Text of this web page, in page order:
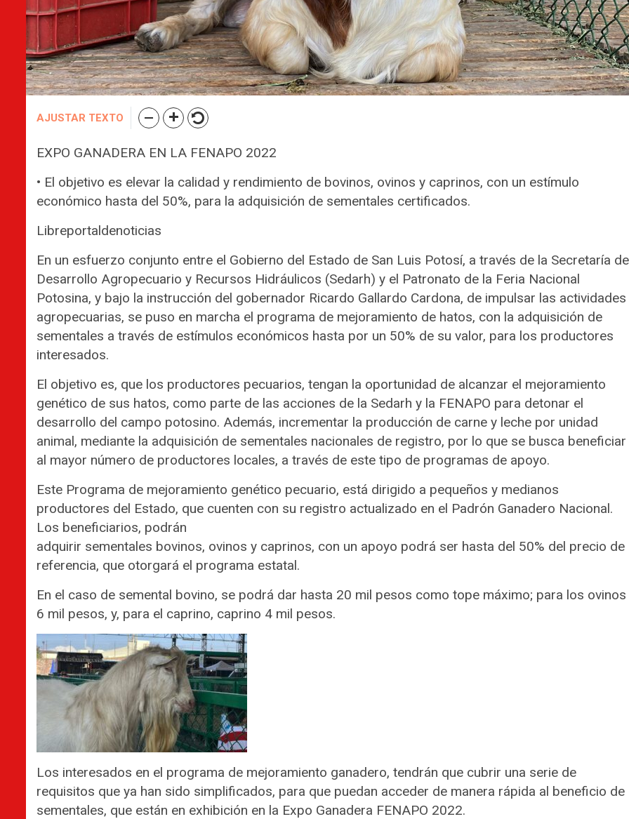
AJUSTAR TEXTO
EXPO GANADERA EN LA FENAPO 2022
• El objetivo es elevar la calidad y rendimiento de bovinos, ovinos y caprinos, con un estímulo
económico hasta del 50%, para la adquisición de sementales certificados.
Libreportaldenoticias
En un esfuerzo conjunto entre el Gobierno del Estado de San Luis Potosí, a través de la Secretaría de
Desarrollo Agropecuario y Recursos Hidráulicos (Sedarh) y el Patronato de la Feria Nacional
Potosina, y bajo la instrucción del gobernador Ricardo Gallardo Cardona, de impulsar las actividades
agropecuarias, se puso en marcha el programa de mejoramiento de hatos, con la adquisición de
sementales a través de estímulos económicos hasta por un 50% de su valor, para los productores
interesados.
El objetivo es, que los productores pecuarios, tengan la oportunidad de alcanzar el mejoramiento
genético de sus hatos, como parte de las acciones de la Sedarh y la FENAPO para detonar el
desarrollo del campo potosino. Además, incrementar la producción de carne y leche por unidad
animal, mediante la adquisición de sementales nacionales de registro, por lo que se busca beneficiar
al mayor número de productores locales, a través de este tipo de programas de apoyo.
Este Programa de mejoramiento genético pecuario, está dirigido a pequeños y medianos
productores del Estado, que cuenten con su registro actualizado en el Padrón Ganadero Nacional.
Los beneficiarios, podrán
adquirir sementales bovinos, ovinos y caprinos, con un apoyo podrá ser hasta del 50% del precio de
referencia, que otorgará el programa estatal.
En el caso de semental bovino, se podrá dar hasta 20 mil pesos como tope máximo; para los ovinos
6 mil pesos, y, para el caprino, caprino 4 mil pesos.
Los interesados en el programa de mejoramiento ganadero, tendrán que cubrir una serie de
requisitos que ya han sido simplificados, para que puedan acceder de manera rápida al beneficio de
sementales, que están en exhibición en la Expo Ganadera FENAPO 2022.